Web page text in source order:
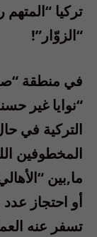
تركيا
“الزوّار”!
في منطقة
“نوايا غير
التركية في
المخطوفين
ما,بين
أو احتجاز
تسفر عنه